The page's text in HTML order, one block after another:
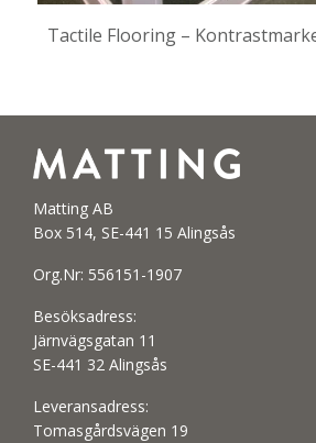
Tactile Flooring –
Matting AB
Box 514, SE-441 15 Alingsås
Org.Nr: 556151-1907
Besöksadress:
Järnvägsgatan 11
SE-441 32 Alingsås
Leveransadress:
Tomasgårdsvägen 19